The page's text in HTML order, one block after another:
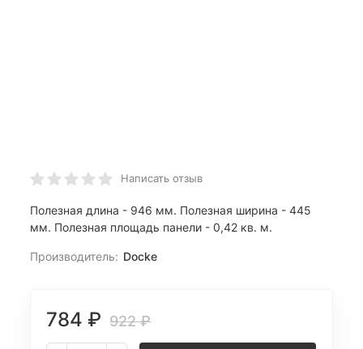
Написать отзыв
Полезная длина - 946 мм. Полезная ширина - 445
мм. Полезная площадь панели - 0,42 кв. м.
Производитель: Docke
784 ₽ 922₽